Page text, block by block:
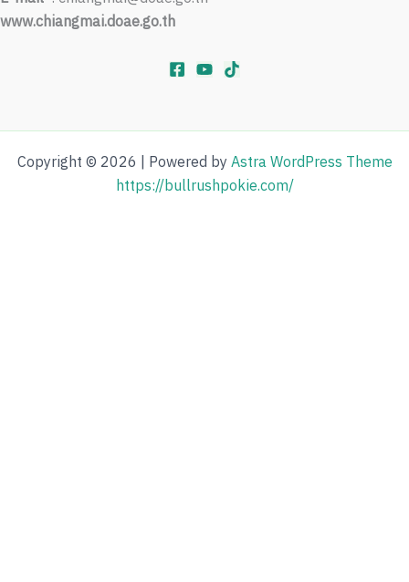
www.chiangmai.doae.go.th
Copyright © 2026 | Powered by Astra WordPress Theme
https://bullrushpokie.com/